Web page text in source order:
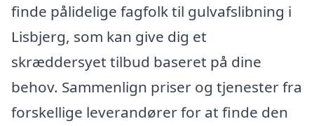
finde pålidelige fagfolk til gulvafslibning i
Lisbjerg, som kan give dig et
skræddersyet tilbud baseret på dine
behov. Sammenlign priser og tjenester fra
forskellige leverandører for at finde den